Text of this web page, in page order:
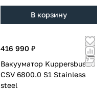
В корзину
416 990 ₽
Вакууматор Kuppersbusch
CSV 6800.0 S1 Stainless
steel